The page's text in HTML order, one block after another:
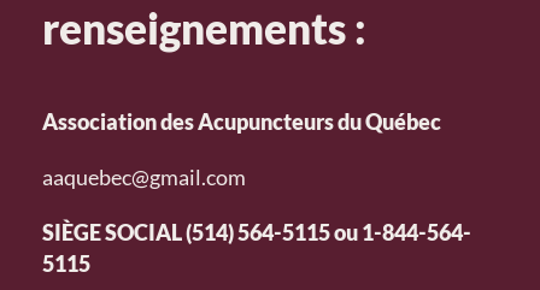
renseignements :
Association des Acupuncteurs du Québec
aaquebec@gmail.com
SIÈGE SOCIAL(514) 564-5115ou1-844-564-
5115